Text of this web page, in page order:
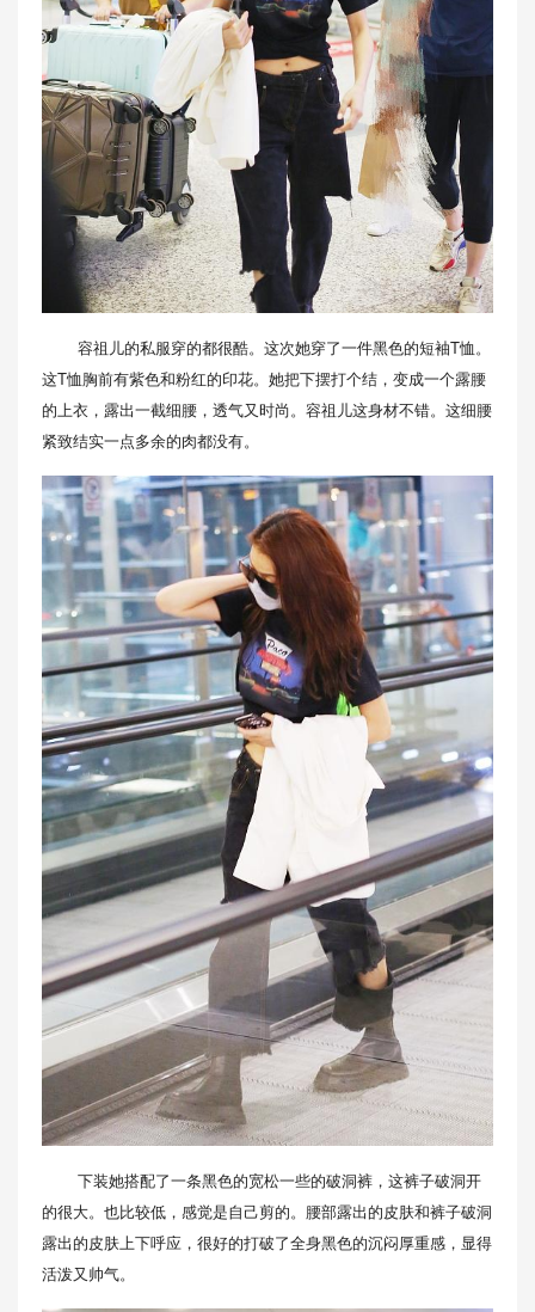
容祖儿的私服穿的都很酷。这次她穿了一件黑色的短袖T恤。
这T恤胸前有紫色和粉红的印花。她把下摆打个结，变成一个露腰
的上衣，露出一截细腰，透气又时尚。容祖儿这身材不错。这细腰
紧致结实一点多余的肉都没有。
下装她搭配了一条黑色的宽松一些的破洞裤，这裤子破洞开
的很大。也比较低，感觉是自己剪的。腰部露出的皮肤和裤子破洞
露出的皮肤上下呼应，很好的打破了全身黑色的沉闷厚重感，显得
活泼又帅气。